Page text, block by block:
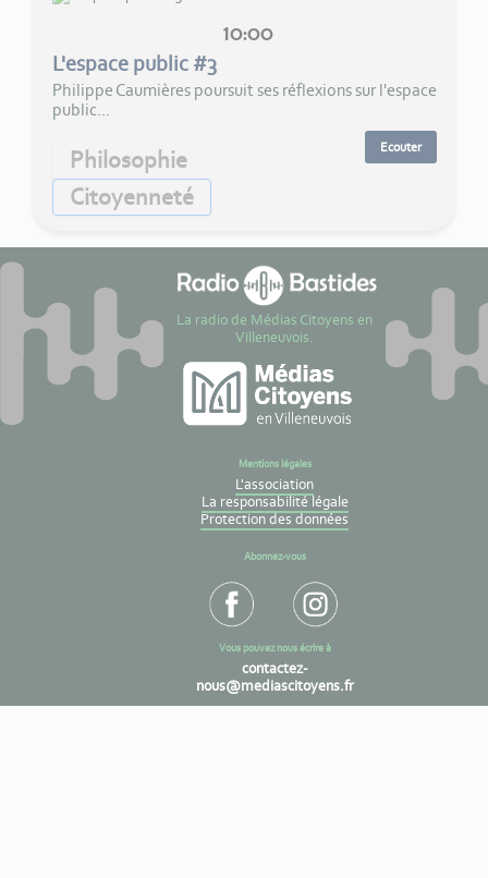
10:00
L'espace public #3
Philippe Caumières poursuit ses réflexions sur l'espace
public...
Philosophie
Citoyenneté
Ecouter
La radio de Médias Citoyens en
Villeneuvois.
Mentions légales
L'association
La responsabilité légale
Protection des données
Abonnez-vous
Vous pouvez nous écrire à
contactez-
nous@mediascitoyens.fr